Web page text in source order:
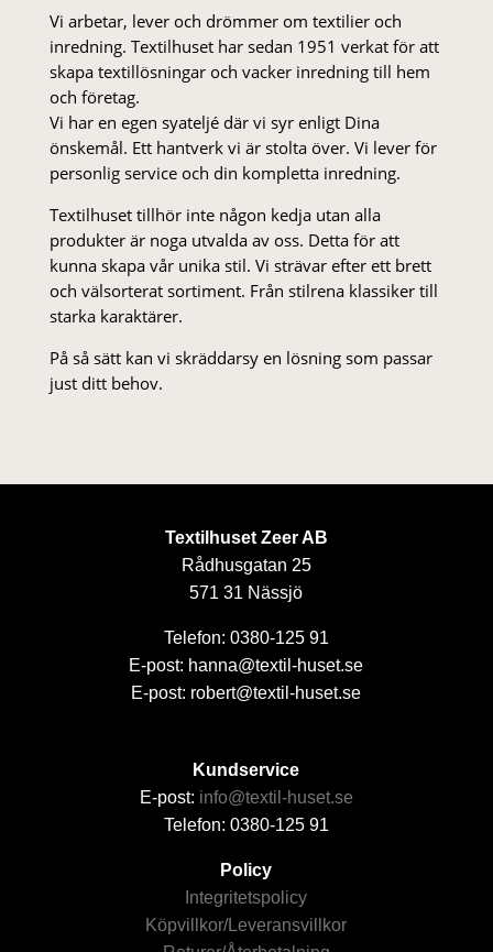
Vi arbetar, lever och drömmer om textilier och
inredning. Textilhuset har sedan 1951 verkat för att
skapa textillösningar och vacker inredning till hem
och företag.
Vi har en egen syateljé där vi syr enligt Dina
önskemål. Ett hantverk vi är stolta över. Vi lever för
personlig service och din kompletta inredning.
Textilhuset tillhör inte någon kedja utan alla
produkter är noga utvalda av oss. Detta för att
kunna skapa vår unika stil. Vi strä­var efter ett brett
och välsorterat sor­ti­ment. Från stil­rena klas­siker till
starka karaktärer.
På så sätt kan vi skräddarsy en lösning som passar
just ditt behov.
Textilhuset Zeer AB
Rådhusgatan 25
571 31 Nässjö
Telefon: 0380-125 91
E-post: hanna@textil-huset.se
E-post: robert@textil-huset.se
Kundservice
E-post: info@textil-huset.se
Telefon: 0380-125 91
Policy
Integritetspolicy
Köpvillkor/Leveransvillkor